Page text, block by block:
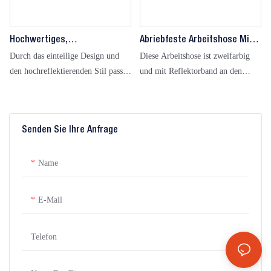
Senden Sie Ihre Anfrage
Name
E-Mail
Telefon
Hochwertiges,
Projektspezifisches
Arbeitskleidungsset Für
Durch das einteilige Design und
den hochreflektierenden Stil passt
leicht bewegen und bietet
umfassenden Schutz, der für
wie Industrie und Technik geeignet
Abriebfeste Arbeitshose Mit
Hoher Sichtbarkeit,
Direktversand Ab Werk
Diese Arbeitshose ist zweifarbig
und mit Reflektorband an den
ist für die Industrie, Wartung und